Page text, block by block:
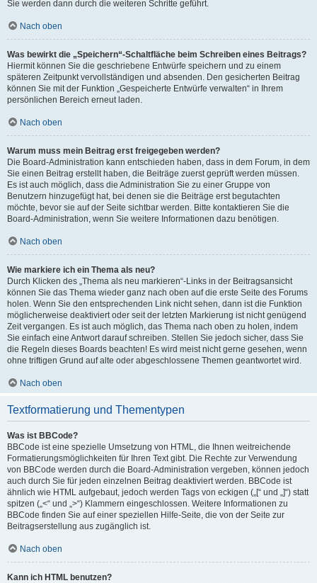
Sie werden dann durch die weiteren Schritte geführt.
Nach oben
Was bewirkt die „Speichern“-Schaltfläche beim Schreiben eines Beitrags?
Hiermit können Sie die geschriebene Entwürfe speichern und zu einem
späteren Zeitpunkt vervollständigen und absenden. Den gesicherten Beitrag
können Sie mit der Funktion „Gespeicherte Entwürfe verwalten“ in Ihrem
persönlichen Bereich erneut laden.
Nach oben
Warum muss mein Beitrag erst freigegeben werden?
Die Board-Administration kann entschieden haben, dass in dem Forum, in dem
Sie einen Beitrag erstellt haben, die Beiträge zuerst geprüft werden müssen.
Es ist auch möglich, dass die Administration Sie zu einer Gruppe von
Benutzern hinzugefügt hat, bei denen sie die Beiträge erst begutachten
möchte, bevor sie auf der Seite sichtbar werden. Bitte kontaktieren Sie die
Board-Administration, wenn Sie weitere Informationen dazu benötigen.
Nach oben
Wie markiere ich ein Thema als neu?
Durch Klicken des „Thema als neu markieren“-Links in der Beitragsansicht
können Sie das Thema wieder ganz nach oben auf die erste Seite des Forums
holen. Wenn Sie den entsprechenden Link nicht sehen, dann ist die Funktion
möglicherweise deaktiviert oder seit der letzten Markierung ist nicht genügend
Zeit vergangen. Es ist auch möglich, das Thema nach oben zu holen, indem
Sie einfach eine Antwort darauf schreiben. Stellen Sie jedoch sicher, dass Sie
die Regeln dieses Boards beachten! Es wird meist nicht gerne gesehen, wenn
ohne triftigen Grund auf alte oder abgeschlossene Themen geantwortet wird.
Nach oben
Textformatierung und Thementypen
Was ist BBCode?
BBCode ist eine spezielle Umsetzung von HTML, die Ihnen weitreichende
Formatierungsmöglichkeiten für Ihren Text gibt. Die Rechte zur Verwendung
von BBCode werden durch die Board-Administration vergeben, können jedoch
auch durch Sie für jeden einzelnen Beitrag deaktiviert werden. BBCode ist
ähnlich wie HTML aufgebaut, jedoch werden Tags von eckigen („[“ und „]“) statt
spitzen („<“ und „>“) Klammern eingeschlossen. Weitere Informationen zu
BBCode finden Sie auf einer speziellen Hilfe-Seite, die von der Seite zur
Beitragserstellung aus zugänglich ist.
Nach oben
Kann ich HTML benutzen?